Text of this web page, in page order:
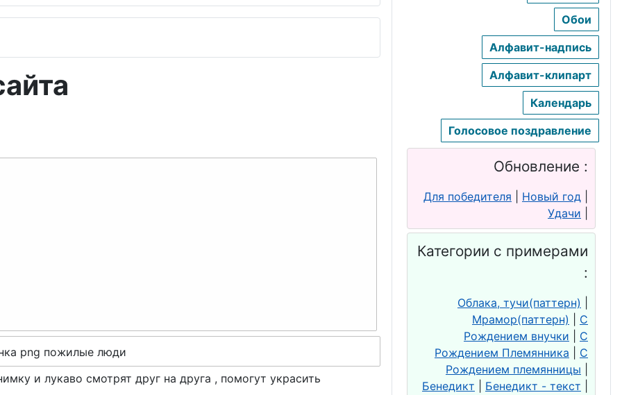
Дракончики
Лошадки
Мышата
Бабочки
и лукаво смотрят друг на друга , помогут украсить
Обои
Алфавит-надпись
Алфавит-клипарт
Календарь
Голосовое поздравление
Обновление :
Для победителя Новый год
Удачи
Категории с примерами
:
Облака, тучи(паттерн)
Мрамор(паттерн)
С
Рождением внучки
С
Рождением Племянника
С
Рождением племянницы
Бенедикт
Бенедикт - текст